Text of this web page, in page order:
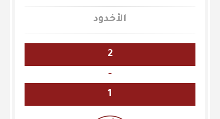
الأخدود
2
-
1